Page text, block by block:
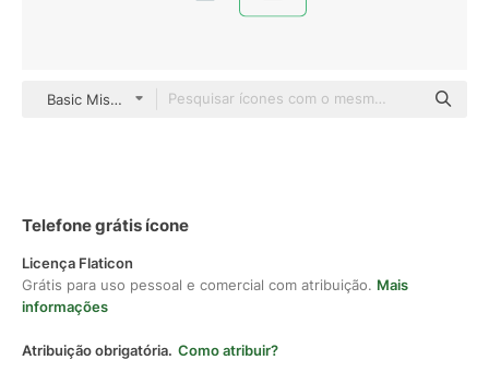
Basic Miscellany Fill
Telefone grátis ícone
Licença Flaticon
Grátis para uso pessoal e comercial com atribuição. Mais
informações
Atribuição obrigatória. Como atribuir?